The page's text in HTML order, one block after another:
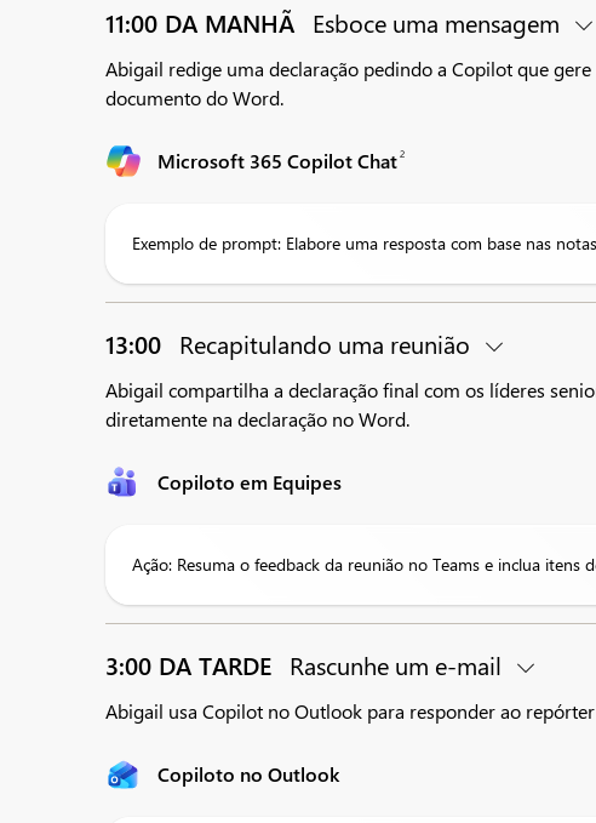
11:00 DA MANHÃ Esboce uma mensagem
Abigail redige uma declaração pedindo a Copilot que
documento do Word.
Microsoft 365 Copilot Chat2
Exemplo de prompt: Elabore uma resposta com base nas
13:00 Recapitulando uma reunião
Abigail compartilha a declaração final com os líderes
diretamente na declaração no Word.
Copiloto em Equipes
Ação: Resuma o feedback da reunião no Teams e inclua itens
3:00 DA TARDE Rascunhe um e-mail
Abigail usa Copilot no Outlook para responder ao
Copiloto no Outlook